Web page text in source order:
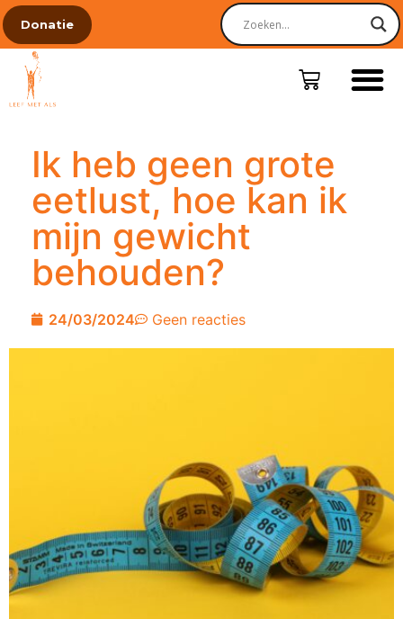
Donatie
Ik heb geen grote
eetlust, hoe kan ik
mijn gewicht
behouden?
24/03/2024 Geen reacties